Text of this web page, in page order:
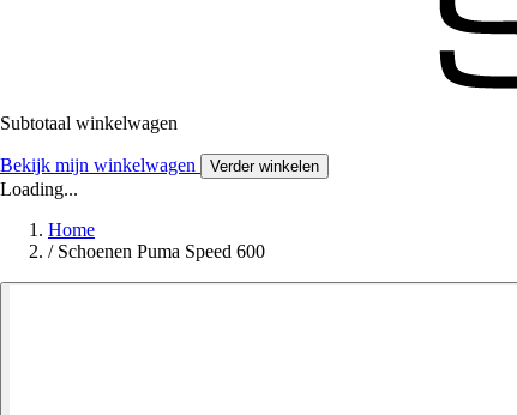
Subtotaal winkelwagen
Bekijk mijn winkelwagen Verder winkelen
Loading...
Home
/ Schoenen Puma Speed 600